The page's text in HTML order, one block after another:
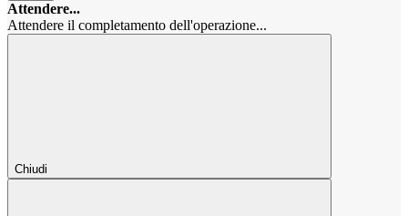
Attendere...
Attendere il completamento dell'operazione...
Chiudi